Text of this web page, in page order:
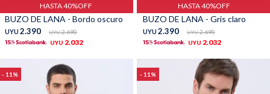
HASTA 40%OFF
BUZO DE LANA - Bordo oscuro
UYU 2.390 UYU 2.690
UYU 2.032
HASTA 40%OFF
BUZO DE LANA - Gris claro
UYU 2.390 UYU 2.690
UYU 2.032
11 11